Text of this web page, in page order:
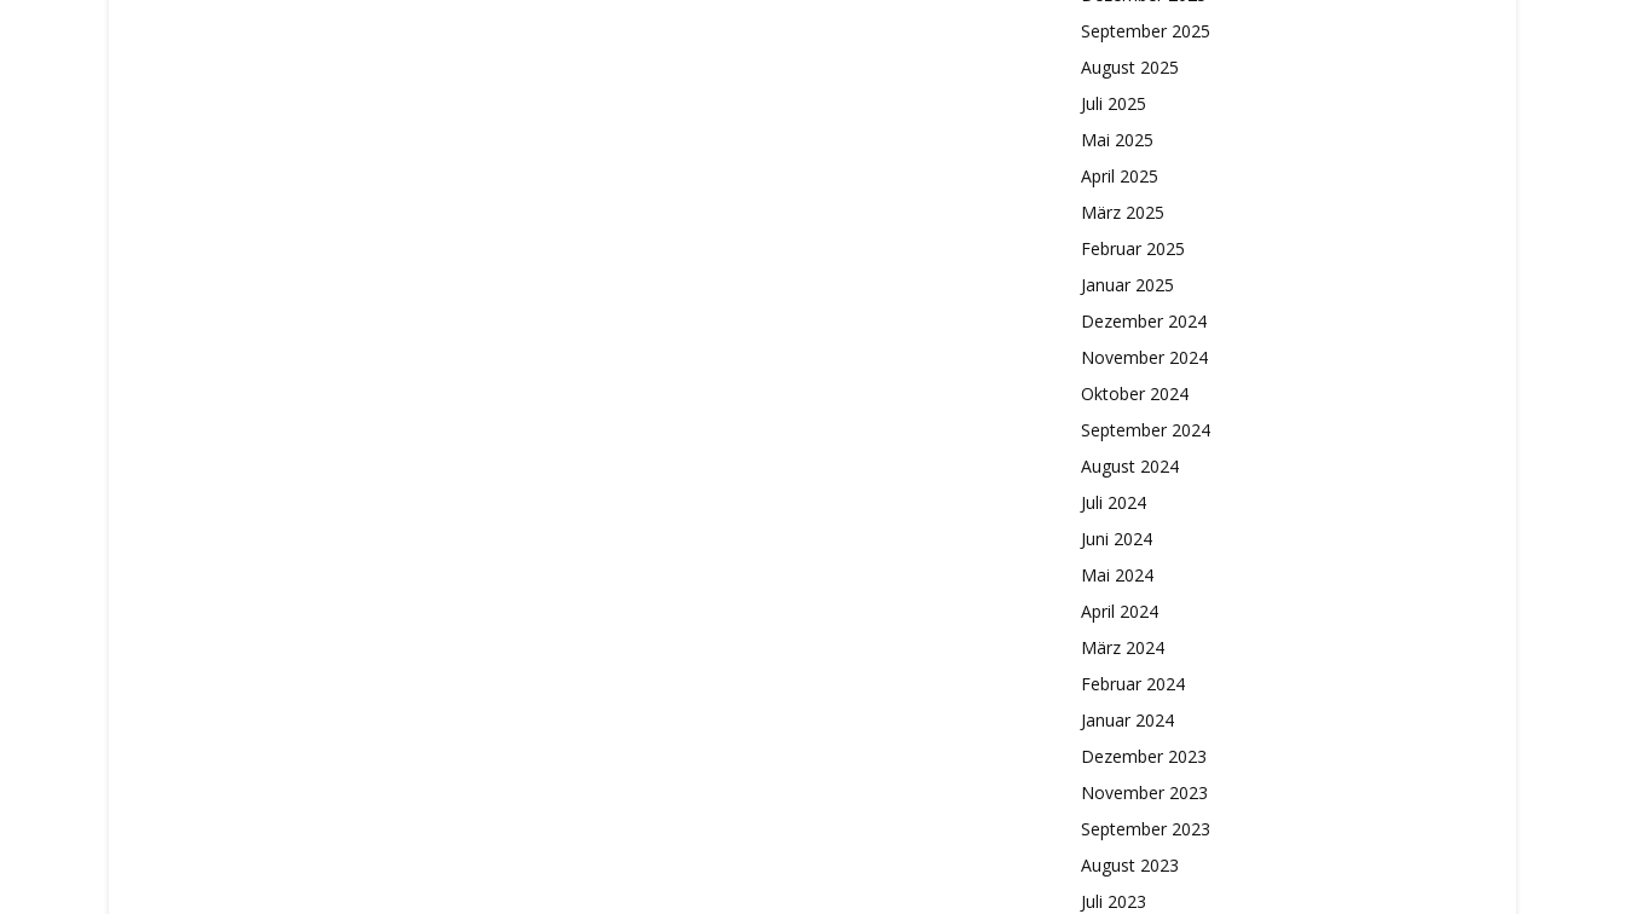
September 2025
August 2025
Juli 2025
Mai 2025
April 2025
März 2025
Februar 2025
Januar 2025
Dezember 2024
November 2024
Oktober 2024
September 2024
August 2024
Juli 2024
Juni 2024
Mai 2024
April 2024
März 2024
Februar 2024
Januar 2024
Dezember 2023
November 2023
September 2023
August 2023
Juli 2023